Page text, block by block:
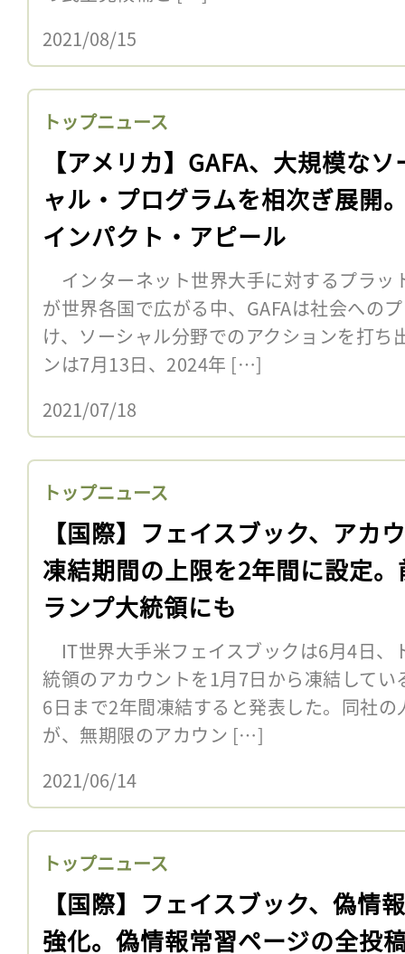
2021/08/15
トップニュース
【アメリカ】GAFA、大規模なソ
ャル・プログラムを相次ぎ展開
インパクト・アピール
インターネット世界大手に対するプラッ
が世界各国で広がる中、GAFAは社会への
け、ソーシャル分野でのアクションを打
ンは7月13日、2024年 […]
2021/07/18
トップニュース
【国際】フェイスブック、アカ
凍結期間の上限を2年間に設定。
ランプ大統領にも
IT世界大手米フェイスブックは6月4日、
統領のアカウントを1月7日から凍結して
6日まで2年間凍結すると発表した。同社
が、無期限のアカウン […]
2021/06/14
トップニュース
【国際】フェイスブック、偽情
強化。偽情報常習ページの全投